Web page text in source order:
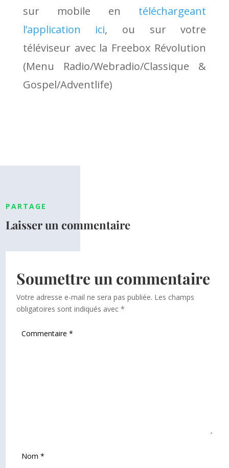
sur mobile en téléchargeant
l’application ici, ou sur votre
téléviseur avec la Freebox Révolution
(Menu Radio/Webradio/Classique &
Gospel/Adventlife)
PARTAGE
Laisser un commentaire
Soumettre un commentaire
Votre adresse e-mail ne sera pas publiée. Les champs
obligatoires sont indiqués avec*